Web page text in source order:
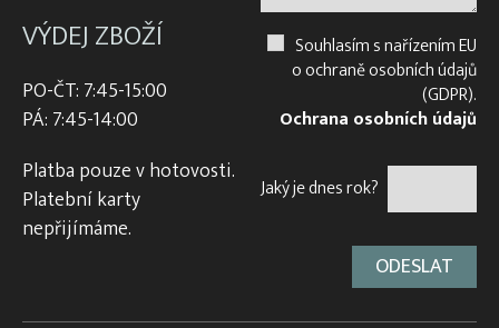
VÝDEJ ZBOŽÍ
PO-ČT: 7:45-15:00
PÁ: 7:45-14:00
Platba pouze v hotovosti.
Platební karty
nepřijímáme.
Souhlasím s nařízením EU
o ochraně osobních údajů
(GDPR).
Ochrana osobních údajů
Jaký je dnes rok?